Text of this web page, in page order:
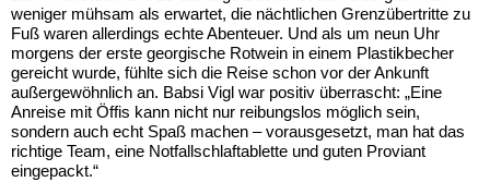
weniger mühsam als erwartet, die nächtlichen Grenzübertritte zu
Fuß waren allerdings echte Abenteuer. Und als um neun Uhr
morgens der erste georgische Rotwein in einem Plastikbecher
gereicht wurde, fühlte sich die Reise schon vor der Ankunft
außergewöhnlich an. Babsi Vigl war positiv überrascht: „Eine
Anreise mit Öffis kann nicht nur reibungslos möglich sein,
sondern auch echt Spaß machen – vorausgesetzt, man hat das
richtige Team, eine Notfallschlaftablette und guten Proviant
eingepackt.“